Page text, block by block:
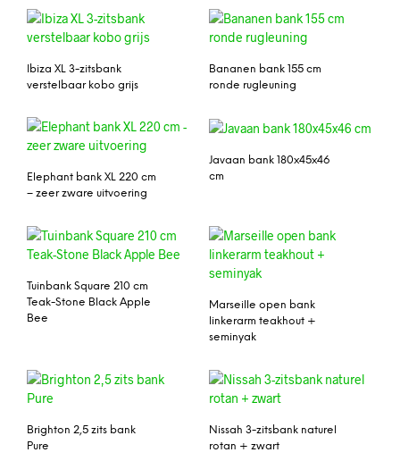
Ibiza XL 3-zitsbank
verstelbaar kobo grijs
Bananen bank 155 cm
ronde rugleuning
Elephant bank XL 220 cm
– zeer zware uitvoering
Javaan bank 180x45x46
cm
Tuinbank Square 210 cm
Teak-Stone Black Apple
Bee
Marseille open bank
linkerarm teakhout +
seminyak
Brighton 2,5 zits bank
Pure
Nissah 3-zitsbank naturel
rotan + zwart